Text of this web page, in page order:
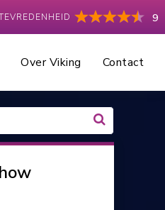
9
Over Viking Contact